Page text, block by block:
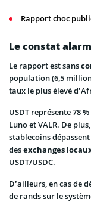
Rapport choc
Le constat
Le rapport est sans
population (6,5
taux le plus élevé
USDT représente 78
Luno et VALR. De
stablecoins
desexchanges
USDT/USDC.
D’ailleurs, en cas de
de rands sur le